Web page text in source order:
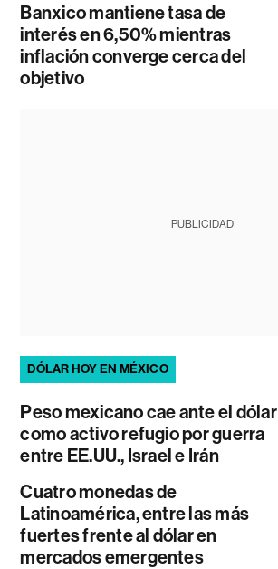
Banxico mantiene tasa de
interés en 6,50% mientras
inflación converge cerca del
objetivo
PUBLICIDAD
DÓLAR HOY EN MÉXICO
Peso mexicano cae ante el dólar
como activo refugio por guerra
entre EE.UU., Israel e Irán
Cuatro monedas de
Latinoamérica, entre las más
fuertes frente al dólar en
mercados emergentes